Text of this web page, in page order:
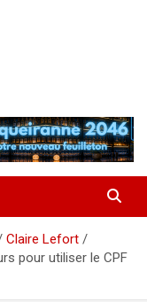
Claire Lefort
pour utiliser le CPF